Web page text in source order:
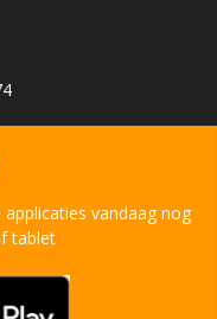
vandaag nog
tablet